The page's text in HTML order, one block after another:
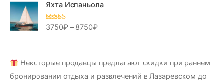
Яхта Испаньола
Оценка
3750₽– 8750₽
Некоторые продавцы предлагают скидки при раннем
бронировании отдыха и развлечений в Лазаревском до